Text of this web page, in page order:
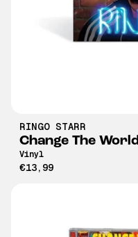
RINGO STARR
Change The World
Vinyl
€13,99